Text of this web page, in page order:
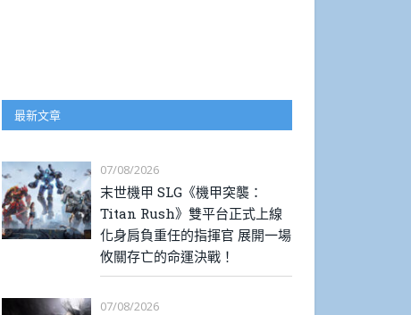
最新文章
07/08/2026
末世機甲 SLG《機甲突襲：
Titan Rush》雙平台正式上線
化身肩負重任的指揮官 展開一場
攸關存亡的命運決戰！
07/08/2026